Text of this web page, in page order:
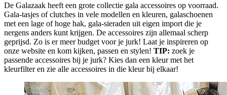
De Galazaak heeft een grote collectie gala accessoires op voorraad.
Gala-tasjes of clutches in vele modellen en kleuren, galaschoenen
met een lage of hoge hak, gala-sieraden uit eigen import die je
nergens anders kunt krijgen. De accessoires zijn allemaal scherp
geprijsd. Zo is er meer budget voor je jurk! Laat je inspireren op
onze website en kom kijken, passen en stylen! TIP: zoek je
passende accessoires bij je jurk? Kies dan een kleur met het
kleurfilter en zie alle accessoires in die kleur bij elkaar!